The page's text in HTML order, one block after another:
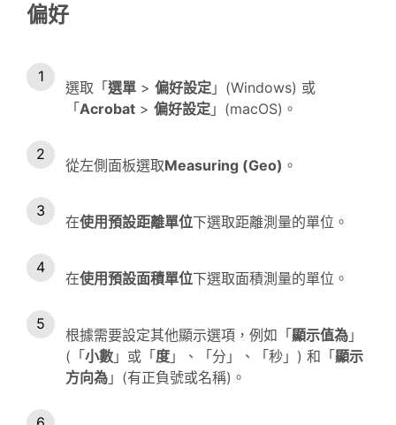
偏好
選取「選單 > 偏好設定 」(Windows) 或
「Acrobat > 偏好設定 」(macOS)。
從左側面板選取Measuring (Geo) 。
在使用預設距離單位下選取距離測量的單位。
在使用預設面積單位下選取面積測量的單位。
根據需要設定其他顯示選項，例如「顯示值為 」
(「小數 」或「度 」、「分」、「秒」) 和「顯示
方向為 」(有正負號或名稱)。